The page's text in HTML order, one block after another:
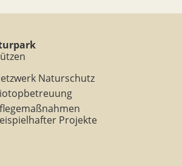
Naturschutz
Projekte